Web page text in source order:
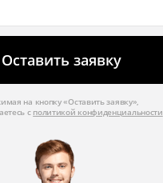
Оставить заявку
на кнопку «Оставить заявку»,
с политикой конфиденциальности